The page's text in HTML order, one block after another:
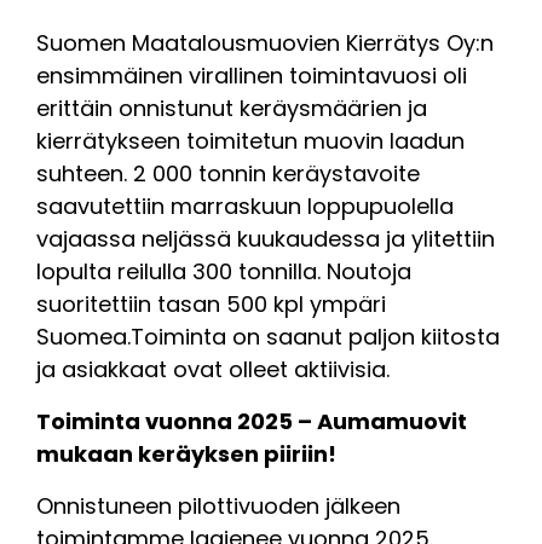
Suomen Maatalousmuovien Kierrätys Oy:n
ensimmäinen virallinen toimintavuosi oli
erittäin onnistunut keräysmäärien ja
kierrätykseen toimitetun muovin laadun
suhteen. 2 000 tonnin keräystavoite
saavutettiin marraskuun loppupuolella
vajaassa neljässä kuukaudessa ja ylitettiin
lopulta reilulla 300 tonnilla. Noutoja
suoritettiin tasan 500 kpl ympäri
Suomea.Toiminta on saanut paljon kiitosta
ja asiakkaat ovat olleet aktiivisia.
Toiminta vuonna 2025 – Aumamuovit
mukaan keräyksen piiriin!
Onnistuneen pilottivuoden jälkeen